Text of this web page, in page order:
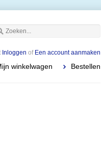
Inloggen of Een account aanmaken
winkelwagen Bestellen